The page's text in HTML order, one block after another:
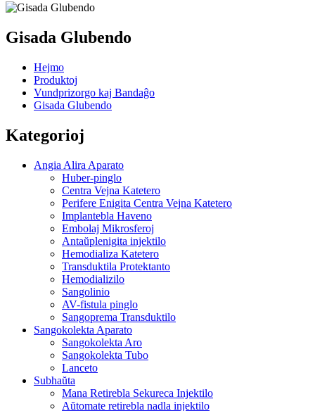
Gisada Glubendo
Hejmo
Produktoj
Vundprizorgo kaj Bandaĝo
Gisada Glubendo
Kategorioj
Angia Alira Aparato
Huber-pinglo
Centra Vejna Katetero
Perifere Enigita Centra Vejna Katetero
Implantebla Haveno
Embolaj Mikrosferoj
Antaŭplenigita injektilo
Hemodializa Katetero
Transduktila Protektanto
Hemodializilo
Sangolinio
AV-fistula pinglo
Sangoprema Transduktilo
Sangokolekta Aparato
Sangokolekta Aro
Sangokolekta Tubo
Lanceto
Subhaŭta
Mana Retirebla Sekureca Injektilo
Aŭtomate retirebla nadla injektilo